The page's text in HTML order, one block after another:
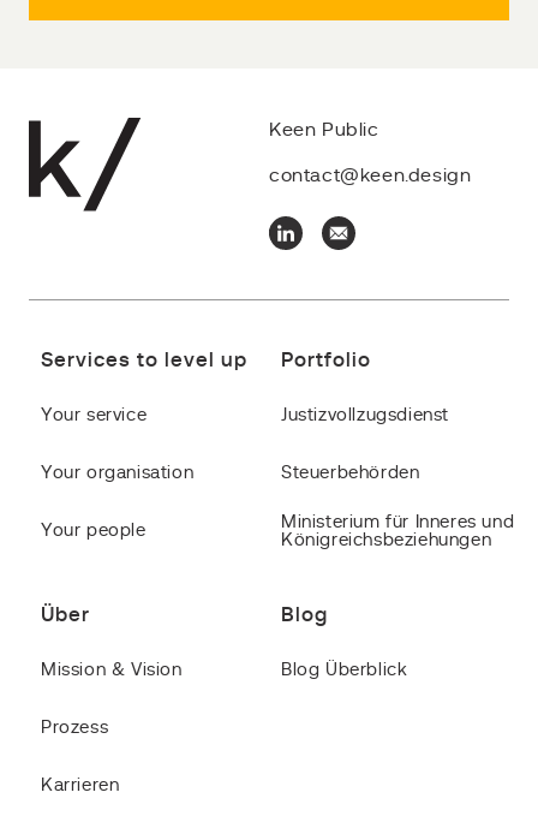
Keen Public
contact@keen.design
Services to level up
Your service
Your organisation
Your people
Portfolio
Justizvollzugsdienst
Steuerbehörden
Ministerium für Inneres und
Königreichsbeziehungen
Über
Mission & Vision
Prozess
Karrieren
Blog
Blog Überblick